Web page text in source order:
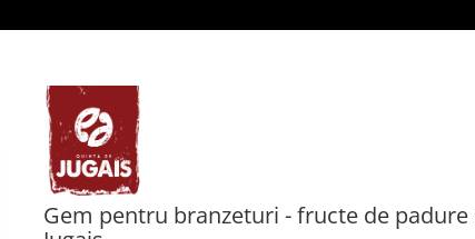
Gem pentru branzeturi - fructe de padure